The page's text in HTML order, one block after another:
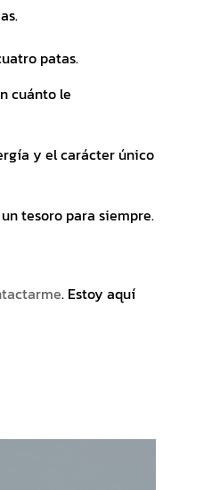
patas.
cuánto le
y el carácter único
tesoro para siempre.
. Estoy aquí